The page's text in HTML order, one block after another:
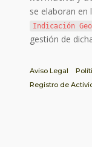
se elaboran en
Indicación
gestión de
Aviso Legal
Registro de